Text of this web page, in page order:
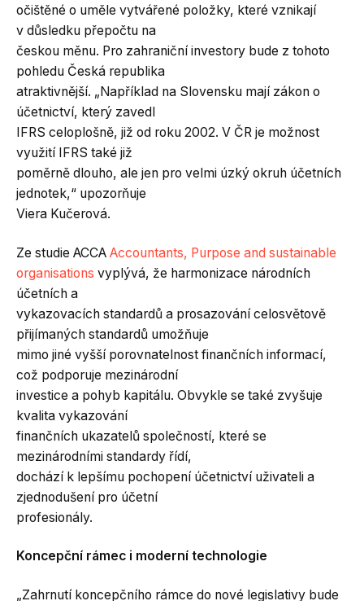
očištěné o uměle vytvářené položky, které vznikají
v důsledku přepočtu na
českou měnu. Pro zahraniční investory bude z tohoto
pohledu Česká republika
atraktivnější. „Například na Slovensku mají zákon o
účetnictví, který zavedl
IFRS celoplošně, již od roku 2002. V ČR je možnost
využití IFRS také již
poměrně dlouho, ale jen pro velmi úzký okruh účetních
jednotek,“ upozorňuje
Viera Kučerová.
Ze studie ACCA Accountants, Purpose and sustainable
organisations vyplývá, že harmonizace národních
účetních a
vykazovacích standardů a prosazování celosvětově
přijímaných standardů umožňuje
mimo jiné vyšší porovnatelnost finančních informací,
což podporuje mezinárodní
investice a pohyb kapitálu. Obvykle se také zvyšuje
kvalita vykazování
finančních ukazatelů společností, které se
mezinárodními standardy řídí,
dochází k lepšímu pochopení účetnictví uživateli a
zjednodušení pro účetní
profesionály.
Koncepční rámec i moderní technologie
„Zahrnutí koncepčního rámce do nové legislativy bude